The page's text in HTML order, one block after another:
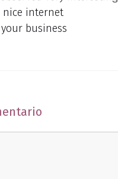
nice internet
business